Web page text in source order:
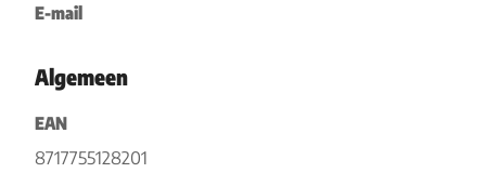
E-mail
Algemeen
EAN
8717755128201